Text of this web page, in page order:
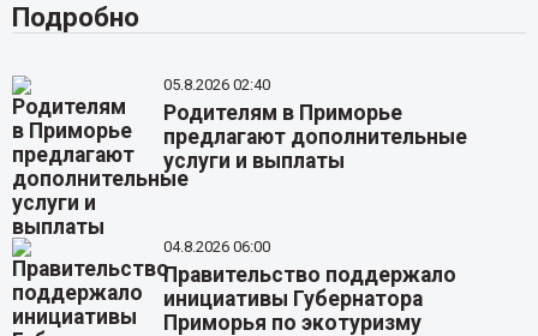
Подробно
05.8.2026 02:40
Родителям в Приморье
предлагают дополнительные
услуги и выплаты
04.8.2026 06:00
Правительство поддержало
инициативы Губернатора
Приморья по экотуризму